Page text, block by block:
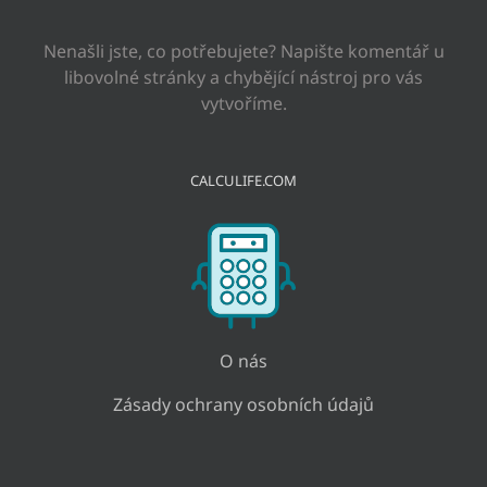
Nenašli jste, co potřebujete? Napište komentář u
libovolné stránky a chybějící nástroj pro vás
vytvoříme.
CALCULIFE.COM
O nás
Zásady ochrany osobních údajů